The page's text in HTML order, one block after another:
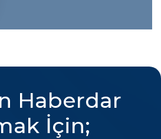
Haberdar
İçin;